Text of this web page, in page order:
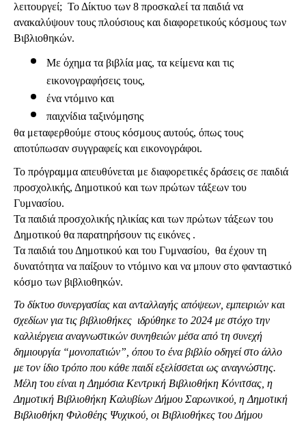
λειτουργεί;  Το Δίκτυο των 8 προσκαλεί τα παιδιά να
ανακαλύψουν τους πλούσιους και διαφορετικούς κόσμους των
Βιβλιοθηκών.
Με όχημα τα βιβλία μας, τα κείμενα και τις
εικονογραφήσεις τους,
ένα ντόμινο και
παιχνίδια ταξινόμησης
θα μεταφερθούμε στους κόσμους αυτούς, όπως τους
αποτύπωσαν συγγραφείς και εικονογράφοι.
Το πρόγραμμα απευθύνεται με διαφορετικές δράσεις σε παιδιά
προσχολικής, Δημοτικού και των πρώτων τάξεων του
Γυμνασίου.
Τα παιδιά προσχολικής ηλικίας και των πρώτων τάξεων του
Δημοτικού θα παρατηρήσουν τις εικόνες .
Τα παιδιά του Δημοτικού και του Γυμνασίου,  θα έχουν τη
δυνατότητα να παίξουν το ντόμινο και να μπουν στο φανταστικό
κόσμο των βιβλιοθηκών.
Το δίκτυο συνεργασίας και ανταλλαγής απόψεων, εμπειριών και
σχεδίων για τις βιβλιοθήκες  ιδρύθηκε το 2024 με στόχο την
καλλιέργεια αναγνωστικών συνηθειών μέσα από τη συνεχή
δημιουργία “μονοπατιών”, όπου το ένα βιβλίο οδηγεί στο άλλο
με τον ίδιο τρόπο που κάθε παιδί εξελίσσεται ως αναγνώστης.
Μέλη του είναι η Δημόσια Κεντρική Βιβλιοθήκη Κόνιτσας, η
Δημοτική Βιβλιοθήκη Καλυβίων Δήμου Σαρωνικού, η Δημοτική
Βιβλιοθήκη Φιλοθέης Ψυχικού, οι Βιβλιοθήκες του Δήμου